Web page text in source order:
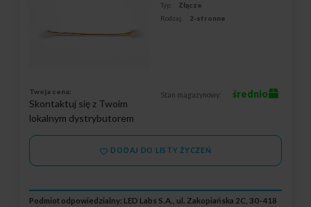
Typ:
Złącze
Rodzaj:
2-stronne
Twoja cena:
Skontaktuj się z Twoim
lokalnym dystrybutorem
Stan magazynowy: średnio
DODAJ DO LISTY ŻYCZEŃ
Podmiot odpowiedzialny: LED Labs S.A., ul. Zakopiańska 2C, 30-418